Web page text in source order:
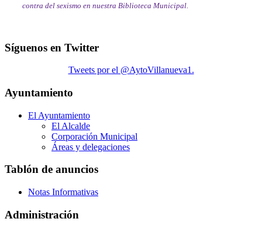
contra del sexismo en nuestra Biblioteca Municipal.
Síguenos en Twitter
Tweets por el @AytoVillanueva1.
Ayuntamiento
El Ayuntamiento
El Alcalde
Corporación Municipal
Áreas y delegaciones
Tablón de anuncios
Notas Informativas
Administración